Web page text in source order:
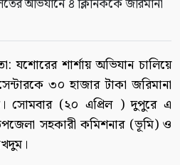
যশোরের শার্শায় অভিযান চালিয়ে
৩০ হাজার টাকা জরিমানা
সোমবার (২০ এপ্রিল ) দুপুরে এ
সহকারী কমিশনার (ভূমি) ও